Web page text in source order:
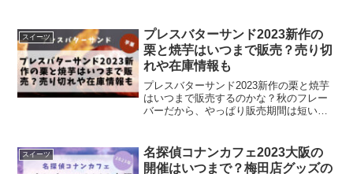
できる？実際にファミリーマートへ行っ
て購入チャレンジしてき...
スイーツ
プレスバターサンド2023新作の
栗と焼芋はいつまで販売？売り切
れや在庫情報も
プレスバターサンド2023新作の栗と焼芋
はいつまで販売するのかな？秋のフレー
バーだから、やっぱり販売期間は短いの
どんな感じなのか調べてみました。
9/1(金)より秋の新作...
スイーツ
名探偵コナンカフェ2023大阪の
開催はいつまで？梅田店グッズの